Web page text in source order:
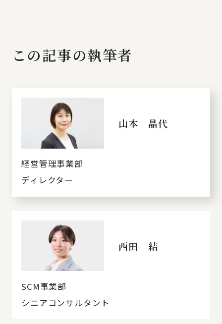
この記事の執筆者
山本 晶代
経営管理事業部
ディレクター
西田 結
SCM事業部
シニアコンサルタント